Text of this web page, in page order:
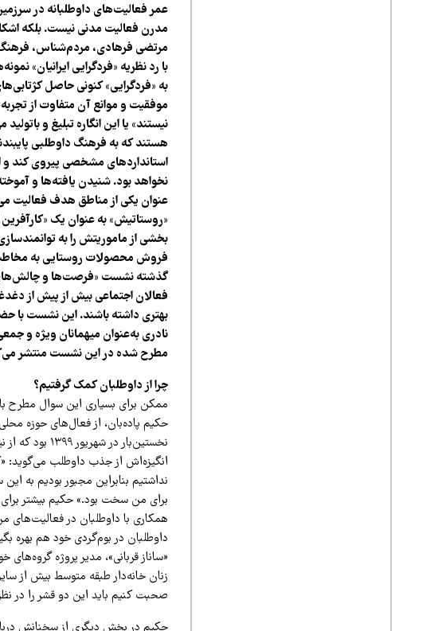
عمر فعالیت‌های داوطلبانه در
مدرن فعالیت مدنی نیست. بلکه
مرتضی فرهادی، مردم‌شناس، فرهنگ
با رد نظریه «فردگرایی ایرانیان»
به «فردگرایی» کنونی حاصل
موفقیت و موانع آن متفاوت از
نیستند» یا این انگاره تبلیغ و
هستند که به فرهنگ داوطلبی
استانداردهای مشخصی پیروی کند و
نخواهد بود. شنیدن یافته‌ها و
عنوان یکی از مناطق هدف فعالیت
«روستاتیش» به عنوان یک
بخشی از ماموریتش را به
فروش محصولات روستایی به
گذشته نشست «فرصت‌ها و چالش‌های
فعالان اجتماعی بیش از پیش از
بهتری داشته باشند. این نشست با
نادری به‌عنوان میهمانان ویژه و
مطرح شده در این نشست منتشر
چرا از داوطلبان کمک گرفتیم؟
ممکن برای بسیاری این سوال مطرح
حکیم پاده‌بان، از فعال‌های حوزه
نخستین‌بار
انگیزه‌اش از جذب داوطلب می‌گوید:
نداشتیم بنابراین مجبور بودیم به
برای من سخت بود.» حکیم بیشتر
همکاری با داوطلبان در فعالیت‌های
داوطلبان در بوم‌گردی خود هم بهره
«ساناز قربانی»، مدیر پروژه
زنان خانه‌دار طبقه متوسط بیش از
صحبت کنیم باید این دو قشر را در
حکیم در بخش دیگری از سخنانش